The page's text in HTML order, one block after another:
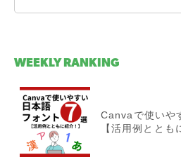
WEEKLY RANKING
Canvaで使いや
【活用例ととも